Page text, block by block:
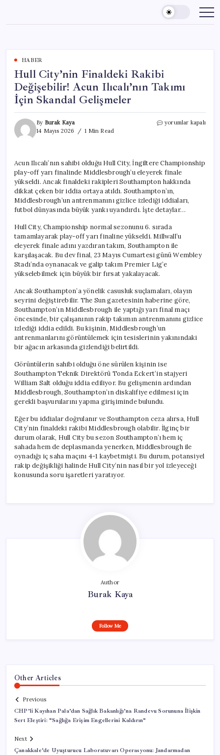
content
HABER
Hull City’nin Finaldeki Rakibi
Değişebilir! Acun Ilıcalı’nın Takımı
İçin Skandal Gelişmeler
By Burak Kaya
14 Mayıs 2026
1 Min Read
Hull
Acun
Ilıcalı’nın
Takımı
İçin
Skandal
Gelişmeler
için
yorumlar kapalı
Acun Ilıcalı’nın sahibi olduğu Hull City, İngiltere Championship
play-off yarı finalinde Middlesbrough’u eleyerek finale
yükseldi. Ancak finaldeki rakipleri Southampton hakkında
dikkat çeken bir iddia ortaya atıldı. Southampton’ın,
Middlesbrough’un antrenmanını gizlice izlediği iddiaları,
futbol dünyasında büyük yankı uyandırdı. İşte detaylar…
Hull City, Championship normal sezonunu 6. sırada
tamamlayarak play-off yarı finaline yükseldi. Millwall’u
eleyerek finale adını yazdıran takım, Southampton ile
karşılaşacak. Bu dev final, 23 Mayıs Cumartesi günü Wembley
Stadı’nda oynanacak ve galip takım Premier Lig’e
yükselebilmek için büyük bir fırsat yakalayacak.
Ancak Southampton’a yönelik casusluk suçlamaları, olayın
seyrini değiştirebilir. The Sun gazetesinin haberine göre,
Southampton’ın Middlesbrough ile yaptığı yarı final maçı
öncesinde, bir çalışanının rakip takımın antrenmanını gizlice
izlediği iddia edildi. Bu kişinin, Middlesbrough’un
antrenmanlarını görüntülemek için tesislerinin yakınındaki
bir ağacın arkasında gizlendiği belirtildi.
Görüntülerin sahibi olduğu öne sürülen kişinin ise
Southampton Teknik Direktörü Tonda Eckert’in stajyeri
William Salt olduğu iddia ediliyor. Bu gelişmenin ardından
Middlesbrough, Southampton’ın diskalifiye edilmesi için
gerekli başvurularını yapma girişiminde bulundu.
Eğer bu iddialar doğrulanır ve Southampton ceza alırsa, Hull
City’nin finaldeki rakibi Middlesbrough olabilir. İlginç bir
durum olarak, Hull City bu sezon Southampton’ı hem iç
sahada hem de deplasmanda yenerken, Middlesbrough ile
oynadığı iç saha maçını 4-1 kaybetmişti. Bu durum, potansiyel
rakip değişikliği halinde Hull City’nin nasıl bir yol izleyeceği
konusunda soru işaretleri yaratıyor.
Author
Burak Kaya
Follow Me
Other Articles
Previous
CHP’li Kayıhan Pala’dan Sağlık Bakanlığı’na Randevu Sorununa İlişkin
Sert Eleştiri: “Sağlığa Erişim Engellerini Kaldırın”
Next
Çanakkale’de Uyuşturucu Laboratuvarı Operasyonu: Jandarmadan